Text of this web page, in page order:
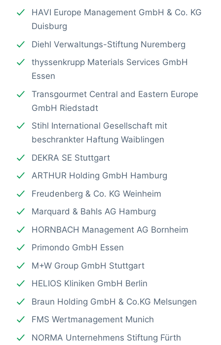
HAVI Europe Management GmbH & Co. KG
Duisburg
Diehl Verwaltungs-Stiftung Nuremberg
thyssenkrupp Materials Services GmbH
Essen
Transgourmet Central and Eastern Europe
GmbH Riedstadt
Stihl International Gesellschaft mit
beschrankter Haftung Waiblingen
DEKRA SE Stuttgart
ARTHUR Holding GmbH Hamburg
Freudenberg & Co. KG Weinheim
Marquard & Bahls AG Hamburg
HORNBACH Management AG Bornheim
Primondo GmbH Essen
M+W Group GmbH Stuttgart
HELIOS Kliniken GmbH Berlin
Braun Holding GmbH & Co.KG Melsungen
FMS Wertmanagement Munich
NORMA Unternehmens Stiftung Fürth